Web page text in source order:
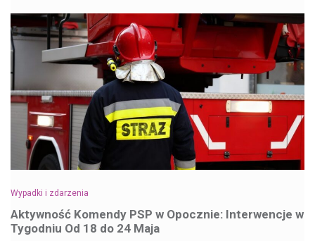
Wypadki i zdarzenia
Aktywność Komendy PSP w Opocznie: Interwencje w
Tygodniu Od 18 do 24 Maja